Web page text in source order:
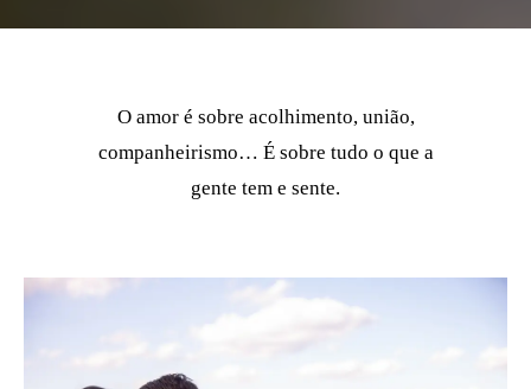
O amor é sobre acolhimento, união,
companheirismo… É sobre tudo o que a
gente tem e sente.